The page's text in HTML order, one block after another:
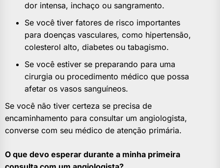
dor intensa, inchaço ou sangramento.
Se você tiver fatores de risco importantes
para doenças vasculares, como hipertensão,
colesterol alto, diabetes ou tabagismo.
Se você estiver se preparando para uma
cirurgia ou procedimento médico que possa
afetar os vasos sanguíneos.
Se você não tiver certeza se precisa de
encaminhamento para consultar um angiologista,
converse com seu médico de atenção primária.
O que devo esperar durante a minha primeira